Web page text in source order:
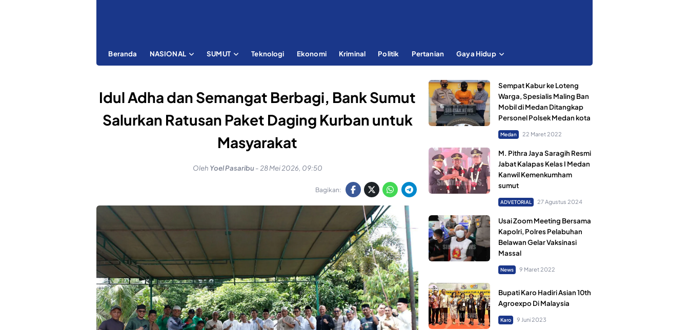
Beranda NASIONAL SUMUT Teknologi Ekonomi Kriminal Politik Pertanian Gaya Hidup
Idul Adha dan Semangat Berbagi, Bank Sumut
Salurkan Ratusan Paket Daging Kurban untuk
Masyarakat
Oleh Yoel Pasaribu - 28 Mei 2026, 09:50
Bagikan:
Sempat Kabur ke Loteng
Warga, Spesialis Maling Ban
Mobil di Medan Ditangkap
Personel Polsek Medan kota
Medan 22 Maret 2022
M. Pithra Jaya Saragih Resmi
Jabat Kalapas Kelas I Medan
Kanwil Kemenkumham
sumut
ADVETORIAL 27 Agustus 2024
Usai Zoom Meeting Bersama
Kapolri, Polres Pelabuhan
Belawan Gelar Vaksinasi
Massal
News 9 Maret 2022
Bupati Karo Hadiri Asian 10th
Agroexpo Di Malaysia
Karo 9 Juni 2023